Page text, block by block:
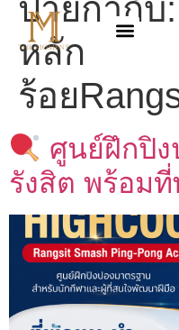
ป้ายกำกับ:
หลัก
ร้อย
ศูนย์ฝึกปิง
รังสิต พร้อม